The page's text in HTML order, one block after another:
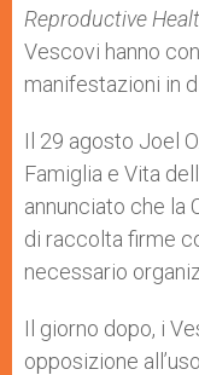
Reproductive
Vescovi hanno
manifestazioni in
Il 29 agosto Joel
Famiglia e Vita
annunciato che la
di raccolta firme
necessario
Il giorno dopo, i
opposizione